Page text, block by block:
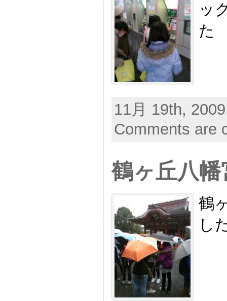
ッ
た
11月 19th,
Comments are
鶴ヶ丘八幡
鶴
し